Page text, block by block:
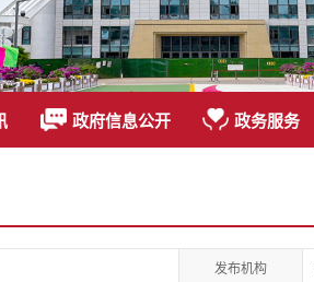
政府信息公开 政务服务
发布机构